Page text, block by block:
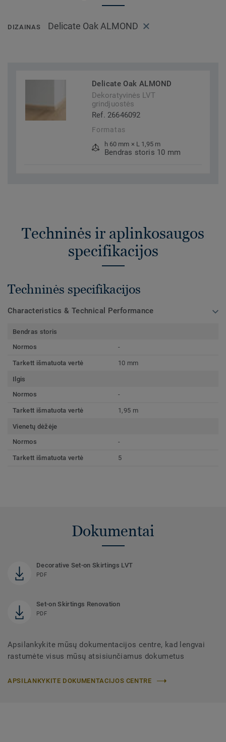
DIZAINAS Delicate Oak ALMOND
Delicate Oak ALMOND
Dekoratyvinės LVT
grindjuostės
Ref. 26646092
Formatas
h 60 mm × L 1,95 m
Bendras storis 10 mm
Techninės ir aplinkosaugos
specifikacijos
Techninės specifikacijos
Characteristics & Technical Performance
Bendras storis
Normos
-
Tarkett išmatuota vertė 10 mm
Ilgis
Normos
-
Tarkett išmatuota vertė 1,95 m
Vienetų dėžėje
Normos
-
Tarkett išmatuota vertė 5
Dokumentai
Decorative Set-on Skirtings LVT
PDF
Set-on Skirtings Renovation
PDF
Apsilankykite mūsų dokumentacijos centre, kad lengvai
rastumėte visus mūsų atsisiunčiamus dokumetus
APSILANKYKITE DOKUMENTACIJOS CENTRE